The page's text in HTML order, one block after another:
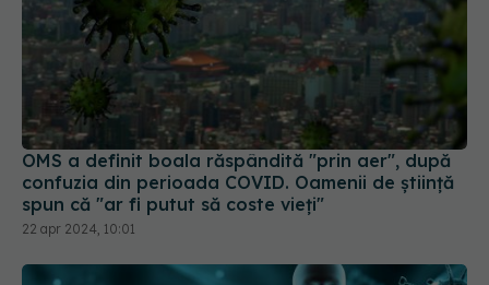
OMS a definit boala răspândită "prin aer", după
confuzia din perioada COVID. Oamenii de știință
spun că "ar fi putut să coste vieți"
22 apr 2024, 10:01